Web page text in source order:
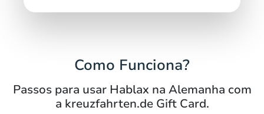
Como Funciona?
Passos para usar Hablax na Alemanha com
a kreuzfahrten.de Gift Card.